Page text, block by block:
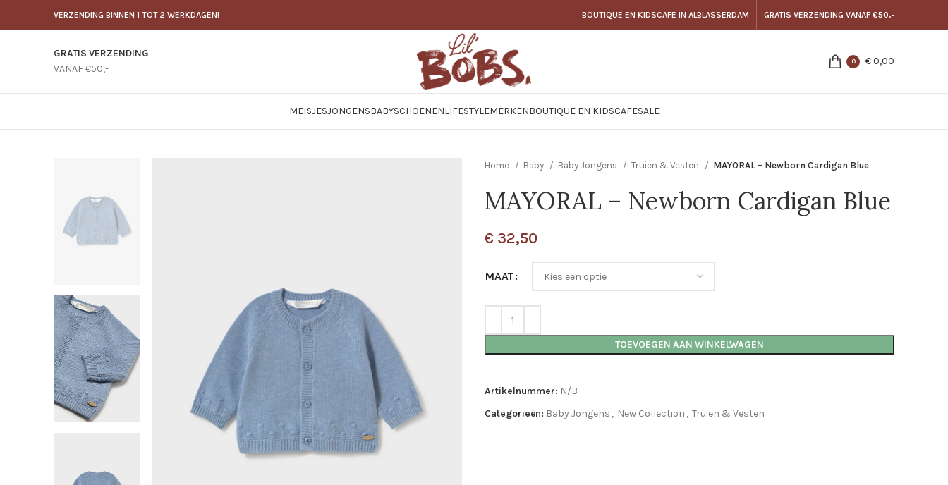
VERZENDING BINNEN 1 TOT 2 WERKDAGEN! BOUTIQUE EN KIDSCAFE IN ALBLASSERDAM GRATIS VERZENDING VANAF €50,-
GRATIS VERZENDING
VANAF €50,-
0 €0,00
MEISJESJONGENSBABYSCHOENENLIFESTYLEMERKENBOUTIQUE EN KIDSCAFESALE
Home Baby Baby Jongens Truien & Vesten MAYORAL – Newborn Cardigan Blue
MAYORAL – Newborn Cardigan Blue
€ 32,50
MAAT
TOEVOEGEN AAN WINKELWAGEN
Artikelnummer: N/B
Categorieën: Baby Jongens , New Collection , Truien & Vesten